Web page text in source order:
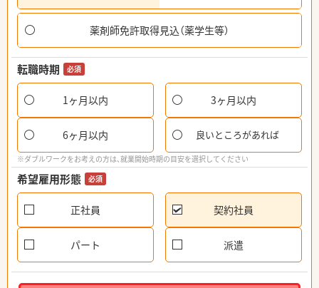
薬剤師免許取得見込（薬学生等）
転職時期 必須
1ヶ月以内 3ヶ月以内
6ヶ月以内 良いところがあれば
※ダブルワークをお考えの方は、就業開始時期の目安を選択してください
希望雇用形態 必須
正社員 契約社員
パート 派遣